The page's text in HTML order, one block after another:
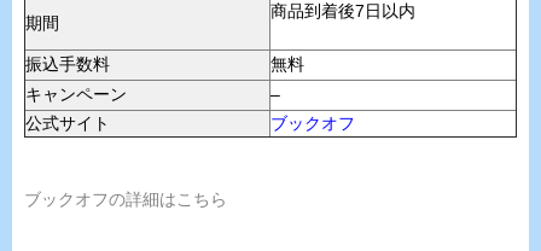
期間
商品到着後7日以内
振込手数料
無料
キャンペーン
–
公式サイト
ブックオフ
ブックオフの詳細はこちら